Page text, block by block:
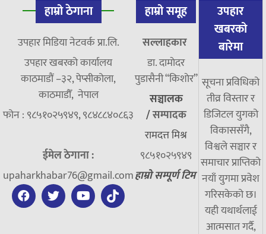
हाम्रो ठेगाना
उपहार मिडिया नेटवर्क प्रा.लि.
उपहार खबरको कार्यालय
काठमाडौं –३२, पेप्सीकोला,
काठमाडौँ, नेपाल
फोन : ९८५१०२५९४९, ९८४८८४०८६३
ईमेल ठेगाना :
upaharkhabar76@gmail.com
हाम्रो समूह
सल्लाहकार
डा. दामाेदर
पुडासैनी “किशाेर”
सञ्चालक
/सम्पादक
रामदत्त मिश्र
९८५१०२५९४९
हाम्रो सम्पूर्ण टिम
उपहार
खबरको
बारेमा
सूचना प्रविधिको
तीव्र विस्तार र
डिजिटल युगको
विकाससँगै,
विश्वले सञ्चार र
समाचार प्राप्तिको
नयाँ युगमा प्रवेश
गरिसकेको छ।
यही यथार्थलाई
आत्मसात गर्दै,